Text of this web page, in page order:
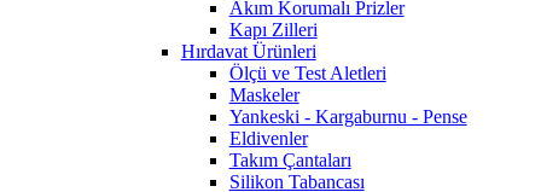
Akım Korumalı Prizler
Kapı Zilleri
Hırdavat Ürünleri
Ölçü ve Test Aletleri
Maskeler
Yankeski - Kargaburnu - Pense
Eldivenler
Takım Çantaları
Silikon Tabancası